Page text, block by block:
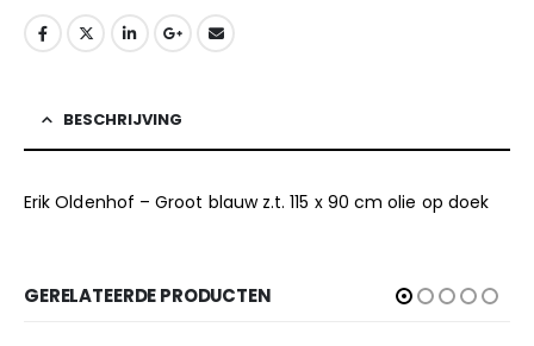
BESCHRIJVING
Erik Oldenhof – Groot blauw z.t. 115 x 90 cm olie op doek
GERELATEERDE PRODUCTEN